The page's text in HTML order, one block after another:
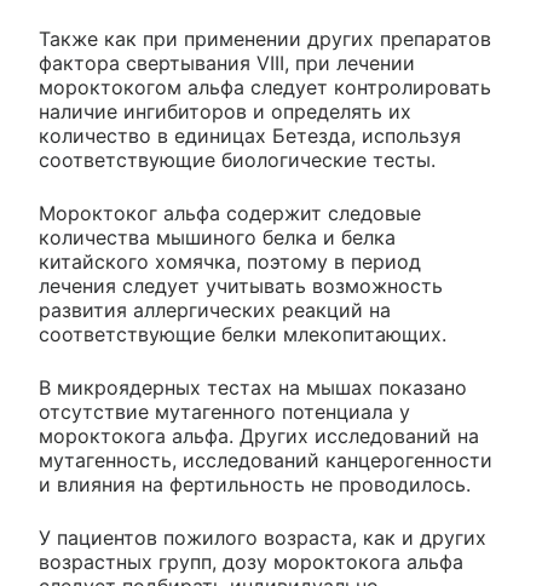
Также как при применении других препаратов
фактора свертывания VIII, при лечении
мороктокогом альфа следует контролировать
наличие ингибиторов и определять их
количество в единицах Бетезда, используя
соответствующие биологические тесты.
Мороктоког альфа содержит следовые
количества мышиного белка и белка
китайского хомячка, поэтому в период
лечения следует учитывать возможность
развития аллергических реакций на
соответствующие белки млекопитающих.
В микроядерных тестах на мышах показано
отсутствие мутагенного потенциала у
мороктокога альфа. Других исследований на
мутагенность, исследований канцерогенности
и влияния на фертильность не проводилось.
У пациентов пожилого возраста, как и других
возрастных групп, дозу мороктокога альфа